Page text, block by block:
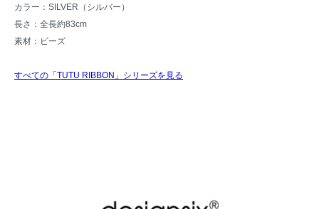
カラー：SILVER（シルバー）
長さ：全長約83cm
素材：ビーズ
すべての「TUTU RIBBON」シリーズを見る